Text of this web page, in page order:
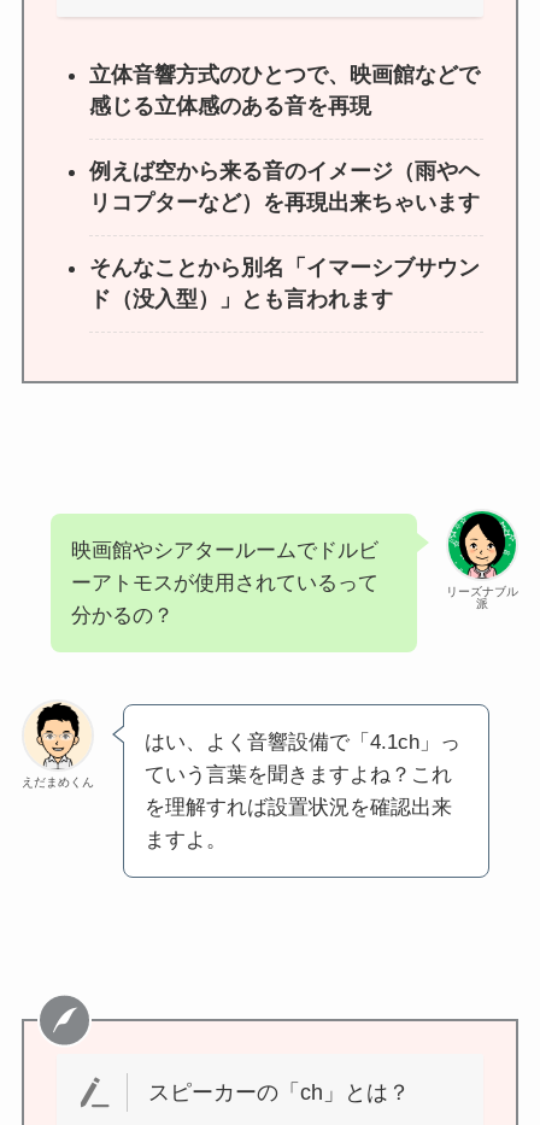
立体音響方式のひとつで、映画館などで
感じる立体感のある音を再現
例えば空から来る音のイメージ（雨やヘ
リコプターなど）を再現出来ちゃいます
そんなことから別名「イマーシブサウン
ド（没入型）」とも言われます
リーズナブル
派
映画館やシアタールームでドルビ
ーアトモスが使用されているって
分かるの？
えだまめくん
はい、よく音響設備で「4.1ch」っ
ていう言葉を聞きますよね？これ
を理解すれば設置状況を確認出来
ますよ。
スピーカーの「ch」とは？